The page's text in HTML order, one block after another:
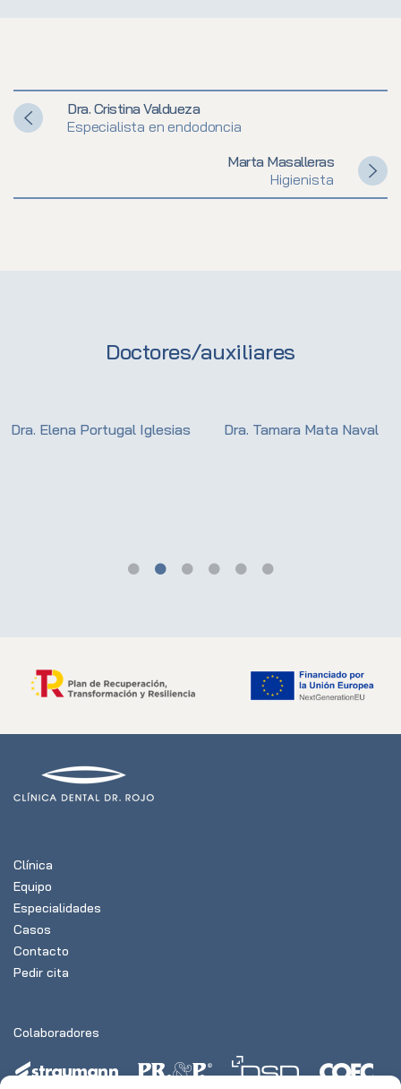
Dra. Cristina Valdueza
Especialista en endodoncia
Marta Masalleras
Higienista
Doctores/auxiliares
Dra. Elena Portugal Iglesias Dra. Tamara Mata Naval
Clínica
Equipo
Especialidades
Casos
Contacto
Pedir cita
Colaboradores